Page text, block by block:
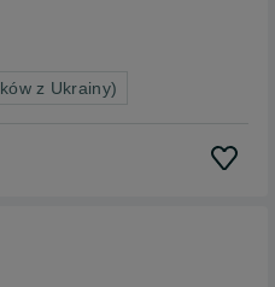
z Ukrainy)